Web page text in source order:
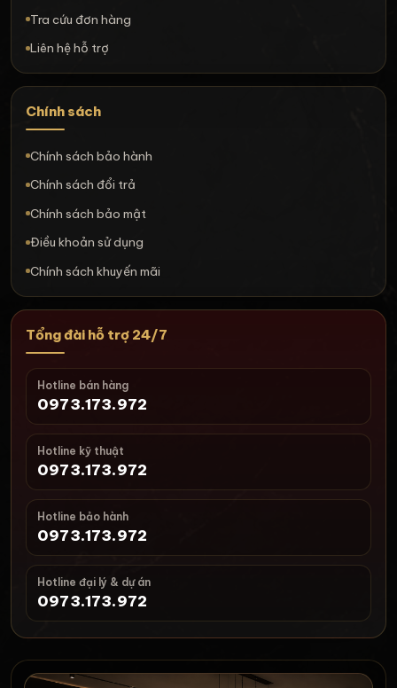
Tra cứu đơn hàng
Liên hệ hỗ trợ
Chính sách
Chính sách bảo hành
Chính sách đổi trả
Chính sách bảo mật
Điều khoản sử dụng
Chính sách khuyến mãi
Tổng đài hỗ trợ 24/7
Hotline bán hàng
0973.173.972
Hotline kỹ thuật
0973.173.972
Hotline bảo hành
0973.173.972
Hotline đại lý & dự án
0973.173.972